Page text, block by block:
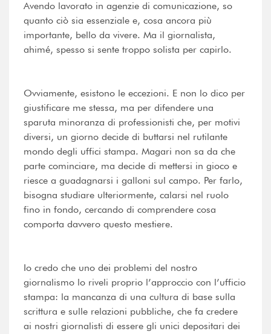
Avendo lavorato in agenzie di comunicazione, so
quanto ciò sia essenziale e, cosa ancora più
importante, bello da vivere. Ma il giornalista,
ahimé, spesso si sente troppo solista per capirlo.
Ovviamente, esistono le eccezioni. E non lo dico per
giustificare me stessa, ma per difendere una
sparuta minoranza di professionisti che, per motivi
diversi, un giorno decide di buttarsi nel rutilante
mondo degli uffici stampa. Magari non sa da che
parte cominciare, ma decide di mettersi in gioco e
riesce a guadagnarsi i galloni sul campo. Per farlo,
bisogna studiare ulteriormente, calarsi nel ruolo
fino in fondo, cercando di comprendere cosa
comporta davvero questo mestiere.
Io credo che uno dei problemi del nostro
giornalismo lo riveli proprio l’approccio con l’ufficio
stampa: la mancanza di una cultura di base sulla
scrittura e sulle relazioni pubbliche, che fa credere
ai nostri giornalisti di essere gli unici depositari dei